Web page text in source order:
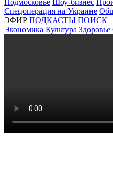
Спецоперация на Украине
ЭФИР ПОДКАСТЫ ПОИСК
Экономика Культура Здоровье